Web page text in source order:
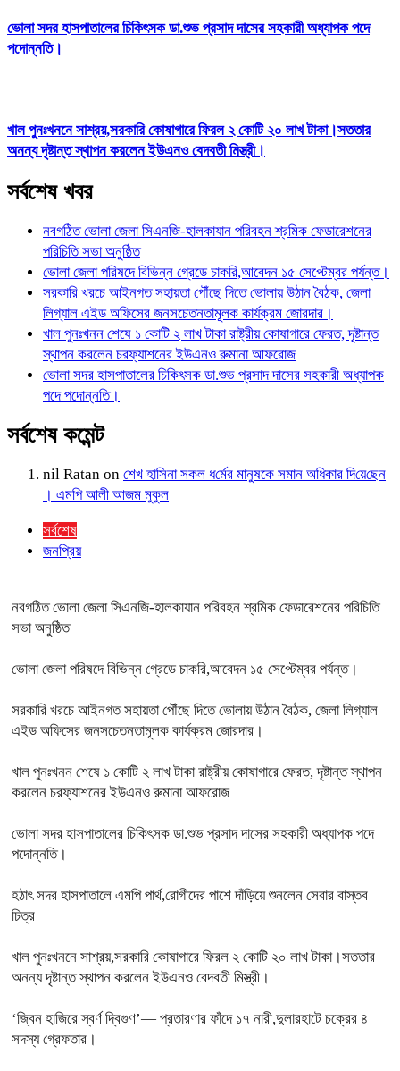
ভোলা সদর হাসপাতালের চিকিৎসক ডা.শুভ প্রসাদ দাসের সহকারী অধ্যাপক পদে
পদোন্নতি।
খাল পুনঃখননে সাশ্রয়,সরকারি কোষাগারে ফিরল ২ কোটি ২০ লাখ টাকা।সততার
অনন্য দৃষ্টান্ত স্থাপন করলেন ইউএনও বেদবতী মিস্ত্রী।
সর্বশেষ খবর
নবগঠিত ভোলা জেলা সিএনজি-হালকাযান পরিবহন শ্রমিক ফেডারেশনের
পরিচিতি সভা অনুষ্ঠিত
ভোলা জেলা পরিষদে বিভিন্ন গ্রেডে চাকরি,আবেদন ১৫ সেপ্টেম্বর পর্যন্ত।
সরকারি খরচে আইনগত সহায়তা পৌঁছে দিতে ভোলায় উঠান বৈঠক, জেলা
লিগ্যাল এইড অফিসের জনসচেতনতামূলক কার্যক্রম জোরদার।
খাল পুনঃখনন শেষে ১ কোটি ২ লাখ টাকা রাষ্ট্রীয় কোষাগারে ফেরত, দৃষ্টান্ত
স্থাপন করলেন চরফ্যাশনের ইউএনও রুমানা আফরোজ
ভোলা সদর হাসপাতালের চিকিৎসক ডা.শুভ প্রসাদ দাসের সহকারী অধ্যাপক
পদে পদোন্নতি।
সর্বশেষ কমেন্ট
nil Ratan on শেখ হা‌সিনা সকল ধ‌র্মের মানু‌ষকে সমান অ‌ধিকার দি‌য়ে‌ছেন
। এম‌পি আলী আজম মুকুল
সর্বশেষ
জনপ্রিয়
নবগঠিত ভোলা জেলা সিএনজি-হালকাযান পরিবহন শ্রমিক ফেডারেশনের পরিচিতি
সভা অনুষ্ঠিত
ভোলা জেলা পরিষদে বিভিন্ন গ্রেডে চাকরি,আবেদন ১৫ সেপ্টেম্বর পর্যন্ত।
সরকারি খরচে আইনগত সহায়তা পৌঁছে দিতে ভোলায় উঠান বৈঠক, জেলা লিগ্যাল
এইড অফিসের জনসচেতনতামূলক কার্যক্রম জোরদার।
খাল পুনঃখনন শেষে ১ কোটি ২ লাখ টাকা রাষ্ট্রীয় কোষাগারে ফেরত, দৃষ্টান্ত স্থাপন
করলেন চরফ্যাশনের ইউএনও রুমানা আফরোজ
ভোলা সদর হাসপাতালের চিকিৎসক ডা.শুভ প্রসাদ দাসের সহকারী অধ্যাপক পদে
পদোন্নতি।
হঠাৎ সদর হাসপাতালে এমপি পার্থ,রোগীদের পাশে দাঁড়িয়ে শুনলেন সেবার বাস্তব
চিত্র
খাল পুনঃখননে সাশ্রয়,সরকারি কোষাগারে ফিরল ২ কোটি ২০ লাখ টাকা।সততার
অনন্য দৃষ্টান্ত স্থাপন করলেন ইউএনও বেদবতী মিস্ত্রী।
‘জ্বিন হাজিরে স্বর্ণ দ্বিগুণ’— প্রতারণার ফাঁদে ১৭ নারী,দুলারহাটে চক্রের ৪
সদস্য গ্রেফতার।